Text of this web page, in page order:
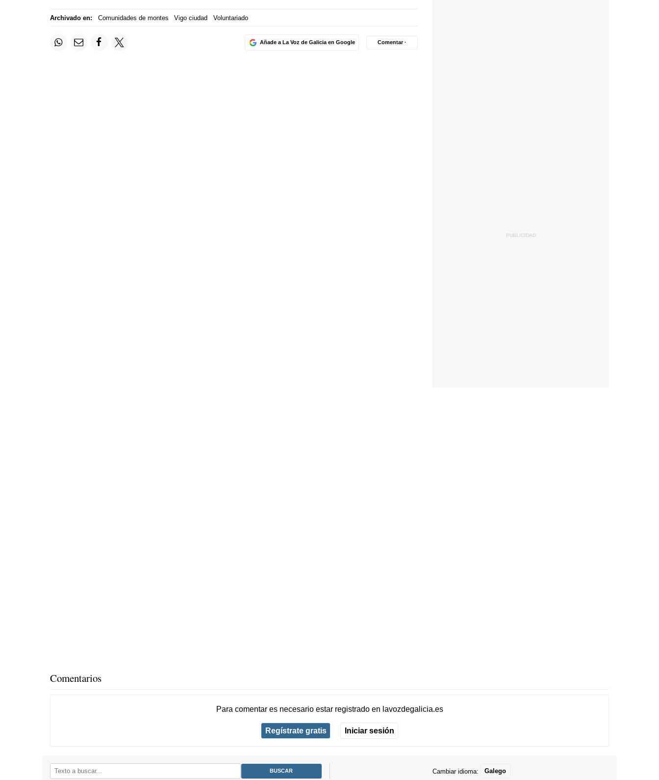
Archivado en: Comunidades de montes Vigo ciudad Voluntariado
Añade a La Voz de Galicia en Google Comentar ·
Comentarios
Para comentar es necesario estar registradoen lavozdegalicia.es
Regístrate gratis Iniciar sesión
Cambiar idioma: Galego